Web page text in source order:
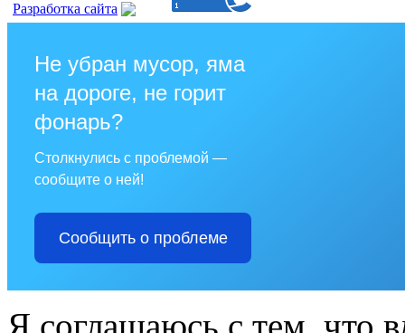
Разработка сайта
Не убран мусор, яма
на дороге, не горит
фонарь?
Столкнулись с проблемой —
сообщите о ней!
Сообщить о проблеме